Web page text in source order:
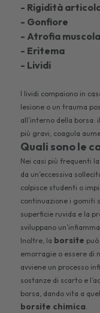
- Rigidità
- Gonfiore
- Atrofia
- Eritema
- Lividi
I lividi compaiono in
lesione o un trauma
all’interno della borsa:
più gravi, coagula
Quali sono le
Nei casi più frequenti la
da un’eccessiva
colpisce studenti o
continuazione i gomiti
superficie ruvida e la
sviluppano
Inoltre, la borsite
emorragie o essere di
avviene un processo
sostanze di scarto e
borsa, dando vita a
borsite chimica.